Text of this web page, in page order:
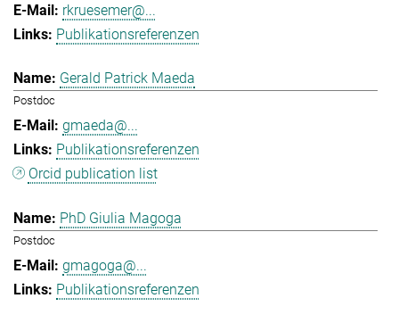
rkruesemer@...
Publikationsreferenzen
Gerald Patrick Maeda
Postdoc
gmaeda@...
Publikationsreferenzen
Orcid publication list
PhD Giulia Magoga
Postdoc
gmagoga@...
Publikationsreferenzen